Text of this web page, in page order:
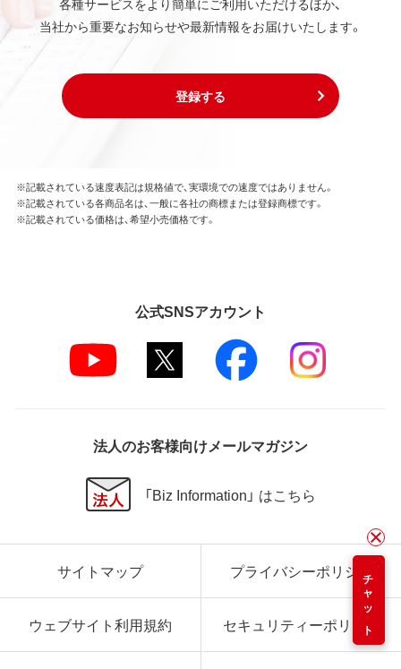
各種サービスをより簡単にご利用いただけるほか、
当社から重要なお知らせや最新情報をお届けいたします。
登録する
チャット
※記載されている速度表記は規格値で、実環境での速度ではありません。
※記載されている各商品名は、一般に各社の商標または登録商標です。
※記載されている価格は、希望小売価格です。
公式SNSアカウント
法人のお客様向けメールマガジン
「Biz Information」 はこちら
サイトマップ プライバシーポリシー
ウェブサイト利用規約 セキュリティーポリシー